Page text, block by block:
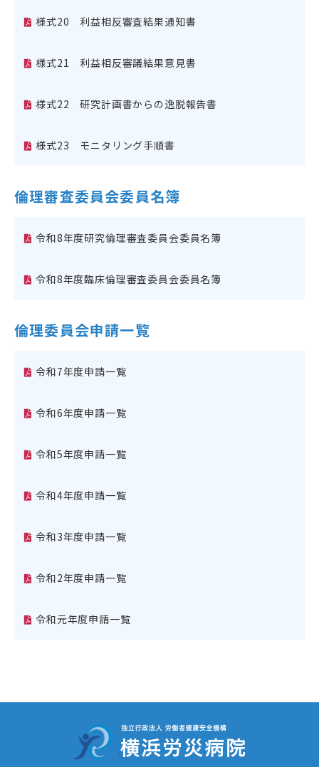
様式20 利益相反審査結果通知書
様式21 利益相反審議結果意見書
様式22 研究計画書からの逸脱報告書
様式23 モニタリング手順書
倫理審査委員会委員名簿
令和8年度研究倫理審査委員会委員名簿
令和8年度臨床倫理審査委員会委員名簿
倫理委員会申請一覧
令和7年度申請一覧
令和6年度申請一覧
令和5年度申請一覧
令和4年度申請一覧
令和3年度申請一覧
令和2年度申請一覧
令和元年度申請一覧